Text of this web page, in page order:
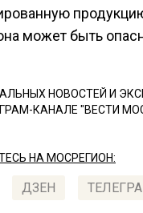
может быть
НОВОСТЕЙ И
КАНАЛЕ "ВЕСТИ
НА МОСРЕГИОН:
ДЗЕН